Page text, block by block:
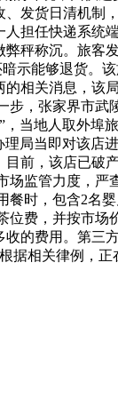
发货日清机制
担任快递系统
秤称沉。旅客
示能够退货。
相关消息，该
步，张家界市
当地人取外埠
理局当即对该
前，该店已破
场监管力度，
餐时，包含2名
位费，并按市
的费用。第三
据相关律例，正